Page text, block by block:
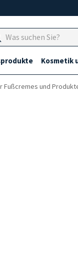
Kosmetik
Fußcremes und